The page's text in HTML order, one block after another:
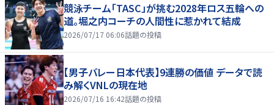
競泳チーム「TASC」が挑む2028年ロス五輪への
道。堀之内コーチの人間性に惹かれて結成
2026/07/17 06:06話題の投稿
【男子バレー日本代表】9連勝の価値 データで読
み解くVNLの現在地
2026/07/16 16:42話題の投稿